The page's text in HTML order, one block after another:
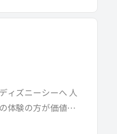
ィズニーシーへ 人
体験の方が価値が